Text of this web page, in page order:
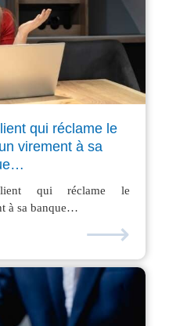
qui réclame le
virement à sa
qui réclame le
à sa banque…
⟶